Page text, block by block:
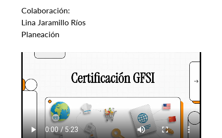
Colaboración:
Lina Jaramillo Ríos
Planeación